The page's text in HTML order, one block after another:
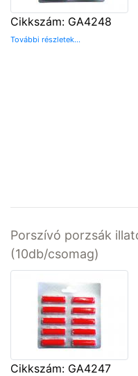
Cikkszám: GA4248
További részletek...
Porszívó porzsák
(10db/csomag)
Cikkszám: GA4247